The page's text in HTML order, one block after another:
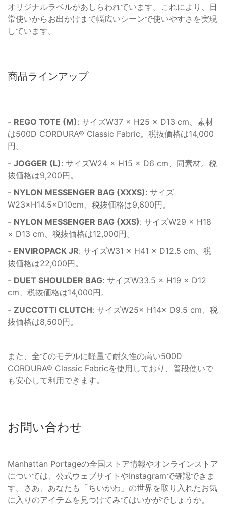
オリジナルラベルがあしらわれています。これにより、日
常使いからお出かけまで幅広いシーンで使いやすさを実現
しています。
商品ラインアップ
- REGO TOTE (M): サイズW37 × H25 × D13 cm、素材
は500D CORDURA® Classic Fabric。税抜価格は14,000
円。
- JOGGER (L): サイズW24 × H15 × D6 cm、同素材。税
抜価格は9,200円。
- NYLON MESSENGER BAG (XXXS): サイズ
W23×H14.5×D10cm、税抜価格は9,600円。
- NYLON MESSENGER BAG (XXS): サイズW29 × H18
× D13 cm、税抜価格は12,000円。
- ENVIROPACK JR: サイズW31 × H41 × D12.5 cm、税
抜価格は22,000円。
- DUET SHOULDER BAG: サイズW33.5 × H19 × D12
cm、税抜価格は14,000円。
- ZUCCOTTI CLUTCH: サイズW25× H14× D9.5 cm、税
抜価格は8,500円。
また、全てのモデルに軽量で耐久性の高い500D
CORDURA® Classic Fabricを使用しており、普段使いで
も安心して利用できます。
お問い合わせ
Manhattan Portageの全国ストア情報やオンラインストア
については、公式ウェブサイトやInstagramで確認できま
す。さあ、あなたも「ちいかわ」の世界を取り入れたお気
に入りのアイテムを見つけてみてはいかがでしょうか。